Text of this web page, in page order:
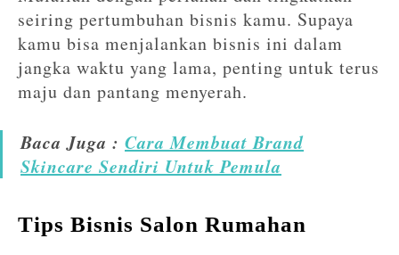
seiring pertumbuhan bisnis kamu. Supaya
kamu bisa menjalankan bisnis ini dalam
jangka waktu yang lama, penting untuk terus
maju dan pantang menyerah.
Baca Juga : Cara Membuat Brand
Skincare Sendiri Untuk Pemula
Tips Bisnis Salon Rumahan